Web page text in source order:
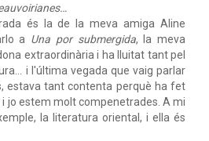
és la de la meva amiga Aline
a Una por submergida, la meva
extraordinària i ha lluitat tant pel
i l'última vegada que vaig parlar
estava tant contenta perquè ha fet
jo estem molt compenetrades. A mi
la literatura oriental, i ella és